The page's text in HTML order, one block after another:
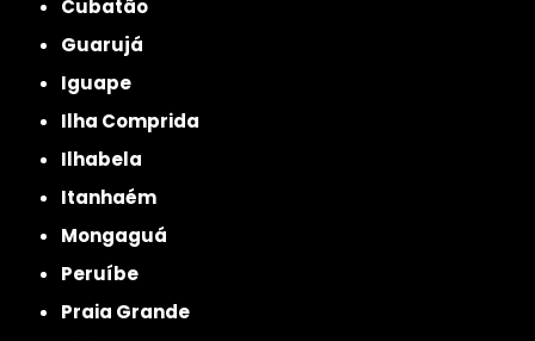
Cubatão
Guarujá
Iguape
Ilha Comprida
Ilhabela
Itanhaém
Mongaguá
Peruíbe
Praia Grande